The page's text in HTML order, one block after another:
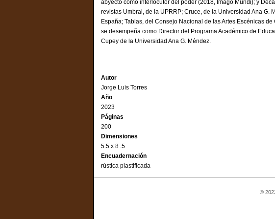
abyecto como interlocutor del poder (2018, Imago Mundi); y
revistas Umbral, de la UPRRP; Cruce, de la Universidad Ana G.
España; Tablas, del Consejo Nacional de las Artes Escénicas
se desempeña como Director del Programa Académico de
Cupey de la Universidad Ana G. Méndez.
Autor
Jorge Luis Torres
Año
2023
Páginas
200
Dimensiones
5.5 x 8 .5
Encuadernación
rústica plastificada
©